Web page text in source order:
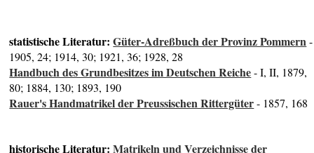
statistische Literatur:Güter-Adreßbuch der Provinz Pommern-
1905, 24; 1914, 30; 1921, 36; 1928, 28
Handbuch des Grundbesitzes im Deutschen Reiche- I, II, 1879,
80; 1884, 130; 1893, 190
Rauer's Handmatrikel der Preussischen Rittergüter- 1857, 168
historische Literatur:Matrikeln und Verzeichnisse der